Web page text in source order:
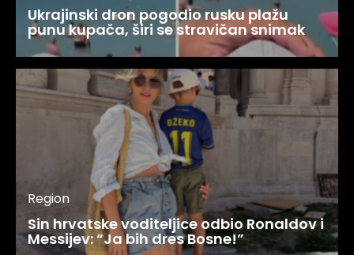
Ukrajinski dron pogodio rusku plažu
punu kupača, širi se stravičan snimak
Region
Sin hrvatske voditeljice odbio Ronaldov i
Messijev: “Ja bih dres Bosne!”